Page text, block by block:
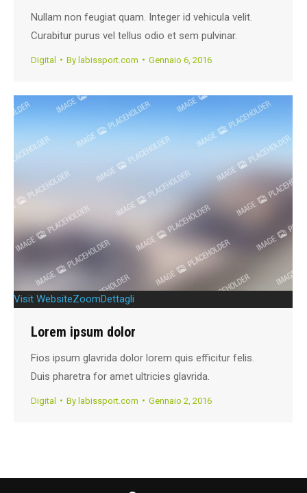
Nullam non feugiat quam. Integer id vehicula velit.
Curabitur purus vel tellus odio et sem pulvinar.
Digital By labissport.com Gennaio 6, 2016
Visit WebsiteZoomDettagli
Lorem ipsum dolor
Fios ipsum glavrida dolor lorem quis efficitur felis.
Duis pharetra for amet ultricies glavrida.
Digital By labissport.com Gennaio 2, 2016